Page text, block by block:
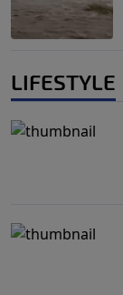
LIFESTYLE